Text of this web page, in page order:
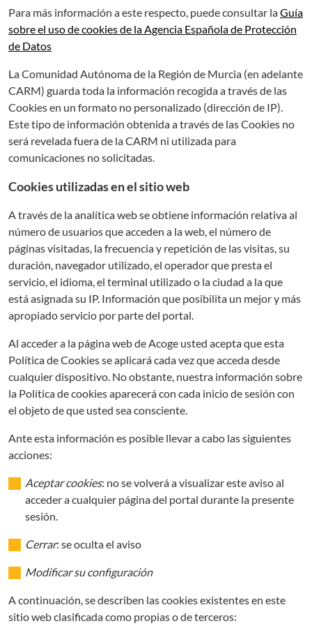
Para más información a este respecto, puede consultar laGuía
sobre el uso de cookies de la Agencia Española de Protección
de Datos
La Comunidad Autónoma de la Región de Murcia (en adelante
CARM) guarda toda la información recogida a través de las
Cookies en un formato no personalizado (dirección de IP).
Este tipo de información obtenida a través de las Cookies no
será revelada fuera de la CARM ni utilizada para
comunicaciones no solicitadas.
Cookies utilizadas en el sitio web
A través de la analítica web se obtiene información relativa al
número de usuarios que acceden a la web, el número de
páginas visitadas, la frecuencia y repetición de las visitas, su
duración, navegador utilizado, el operador que presta el
servicio, el idioma, el terminal utilizado o la ciudad a la que
está asignada su IP. Información que posibilita un mejor y más
apropiado servicio por parte del portal.
Al acceder a la página web de Acoge usted acepta que esta
Política de Cookies se aplicará cada vez que acceda desde
cualquier dispositivo. No obstante, nuestra información sobre
la Política de cookies aparecerá con cada inicio de sesión con
el objeto de que usted sea consciente.
Ante esta información es posible llevar a cabo las siguientes
acciones:
Aceptar cookies: no se volverá a visualizar este aviso al
acceder a cualquier página del portal durante la presente
sesión.
Cerrar: se oculta el aviso
Modificar su configuración
A continuación, se describen las cookies existentes en este
sitio web clasificada como propias o de terceros: